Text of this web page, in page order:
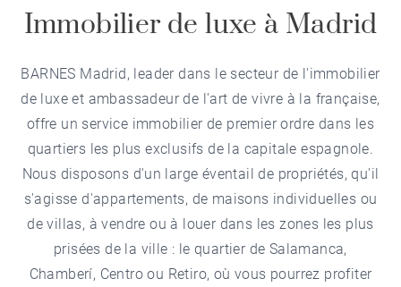
Immobilier de luxe à Madrid
BARNES Madrid, leader dans le secteur de l'immobilier
de luxe et ambassadeur de l'art de vivre à la française,
offre un service immobilier de premier ordre dans les
quartiers les plus exclusifs de la capitale espagnole.
Nous disposons d'un large éventail de propriétés, qu'il
s'agisse d'appartements, de maisons individuelles ou
de villas, à vendre ou à louer dans les zones les plus
prisées de la ville : le quartier de Salamanca,
Chamberí, Centro ou Retiro, où vous pourrez profiter